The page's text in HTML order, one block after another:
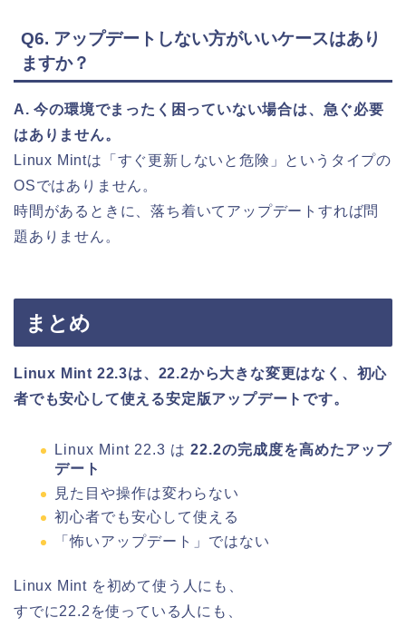
Q6. アップデートしない方がいいケースはあり
ますか？
A. 今の環境でまったく困っていない場合は、急ぐ必要
はありません。
Linux Mintは「すぐ更新しないと危険」というタイプの
OSではありません。
時間があるときに、落ち着いてアップデートすれば問
題ありません。
まとめ
Linux Mint 22.3は、22.2から大きな変更はなく、初心
者でも安心して使える安定版アップデートです。
Linux Mint 22.3 は 22.2の完成度を高めたアップ
デート
見た目や操作は変わらない
初心者でも安心して使える
「怖いアップデート」ではない
Linux Mint を初めて使う人にも、
すでに22.2を使っている人にも、